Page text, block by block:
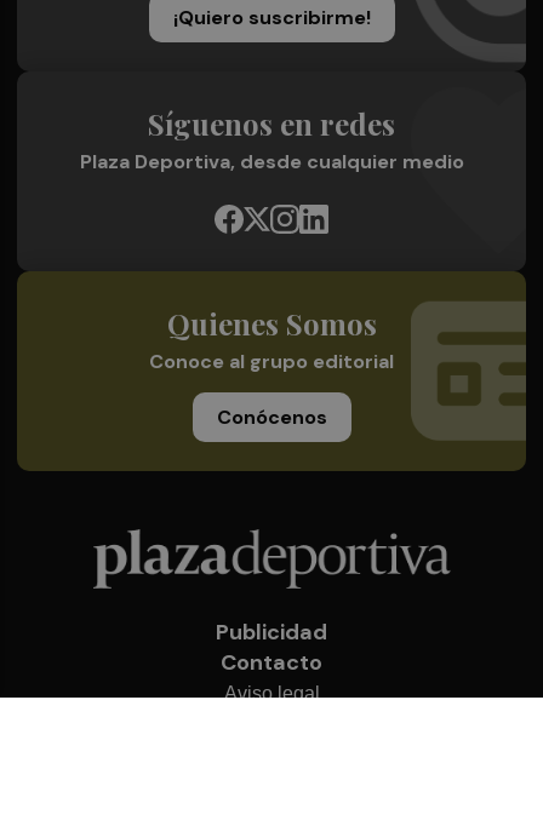
¡Quiero suscribirme!
Síguenos en redes
Plaza Deportiva, desde cualquier medio
Quienes Somos
Conoce al grupo editorial
Conócenos
Publicidad
Contacto
Aviso legal